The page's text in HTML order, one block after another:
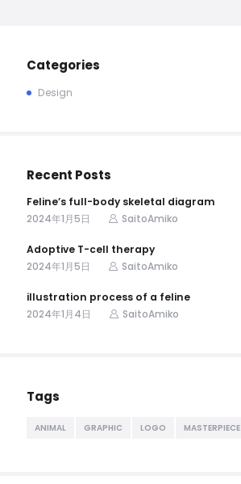
Categories
Design
Recent Posts
Feline’s full-body skeletal diagram
2024年1月5日
SaitoAmiko
Adoptive T-cell therapy
2024年1月5日
SaitoAmiko
illustration process of a feline
2024年1月4日
SaitoAmiko
Tags
ANIMAL GRAPHIC LOGO MASTERPIECE